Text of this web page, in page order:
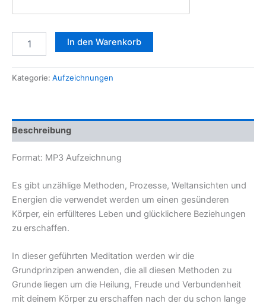
Schule
Magie:
Körper
verbinden
Menge
In den Warenkorb
Kategorie: Aufzeichnungen
Beschreibung
Format: MP3 Aufzeichnung
Es gibt unzählige Methoden, Prozesse, Weltansichten und
Energien die verwendet werden um einen gesünderen
Körper, ein erfüllteres Leben und glücklichere Beziehungen
zu erschaffen.
In dieser geführten Meditation werden wir die
Grundprinzipen anwenden, die all diesen Methoden zu
Grunde liegen um die Heilung, Freude und Verbundenheit
mit deinem Körper zu erschaffen nach der du schon lange